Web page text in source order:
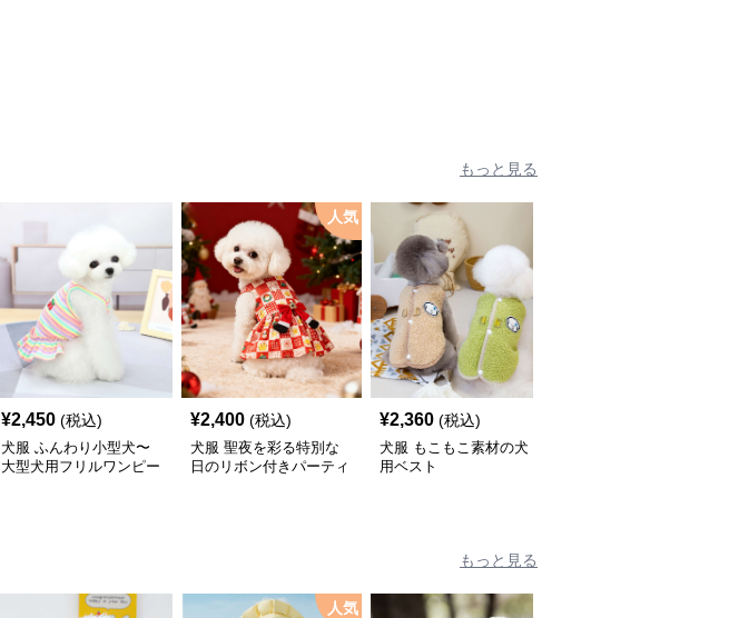
もっと見る
¥2,450 (税込)
犬服 ふんわり小型犬〜
大型犬用フリルワンピー
人気
¥2,400 (税込)
犬服 聖夜を彩る特別な
日のリボン付きパーティ
¥2,360 (税込)
犬服 もこもこ素材の犬
用ベスト
もっと見る
人気